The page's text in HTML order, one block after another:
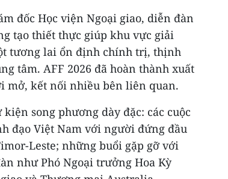
đốc Học viện Ngoại giao, diễn đàn
tạo thiết thực giúp khu vực giải
tương lai ổn định chính trị, thịnh
tâm. AFF 2026 đã hoàn thành xuất
mở, kết nối nhiều bên liên quan.
song phương dày đặc: các cuộc
đạo Việt Nam với người đứng đầu
Leste; những buổi gặp gỡ với
như Phó Ngoại trưởng Hoa Kỳ